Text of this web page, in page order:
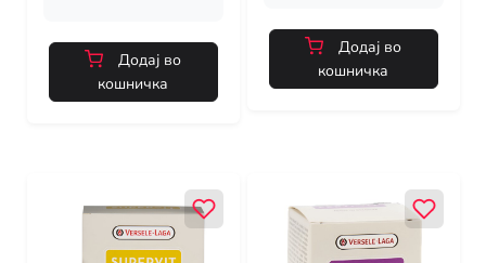
Додај во
кошничка
Додај во
кошничка